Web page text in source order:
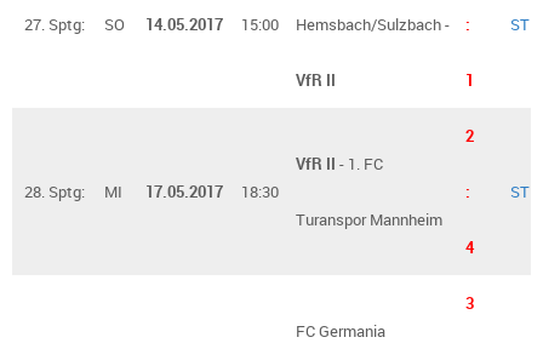
27. Sptg: SO 14.05.2017 15:00 Hemsbach/Sulzbach -
VfR II
:
1
ST
28. Sptg: MI 17.05.2017 18:30
VfR II - 1. FC
Turanspor Mannheim
2
:
4
ST
FC Germania
3